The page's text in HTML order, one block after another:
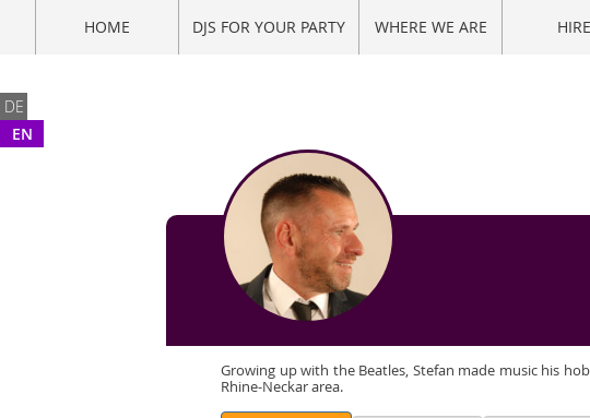
HOME DJS FOR YOUR PARTY WHERE WE ARE HIRE
DE
EN
Growing up with the Beatles, Stefan made music his
Rhine-Neckar area.